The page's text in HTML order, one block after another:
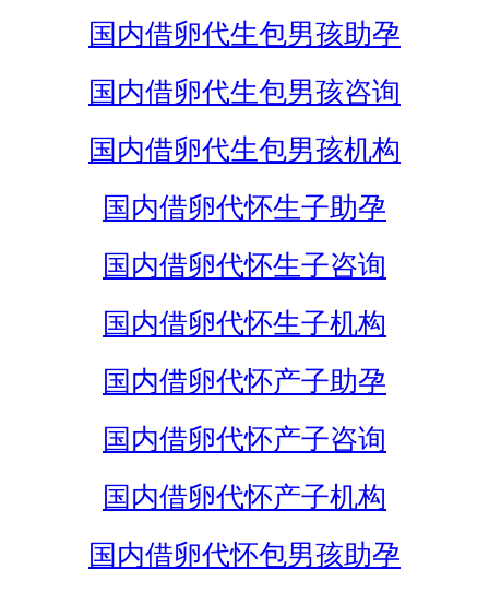
国内借卵代生包男孩助孕
国内借卵代生包男孩咨询
国内借卵代生包男孩机构
国内借卵代怀生子助孕
国内借卵代怀生子咨询
国内借卵代怀生子机构
国内借卵代怀产子助孕
国内借卵代怀产子咨询
国内借卵代怀产子机构
国内借卵代怀包男孩助孕